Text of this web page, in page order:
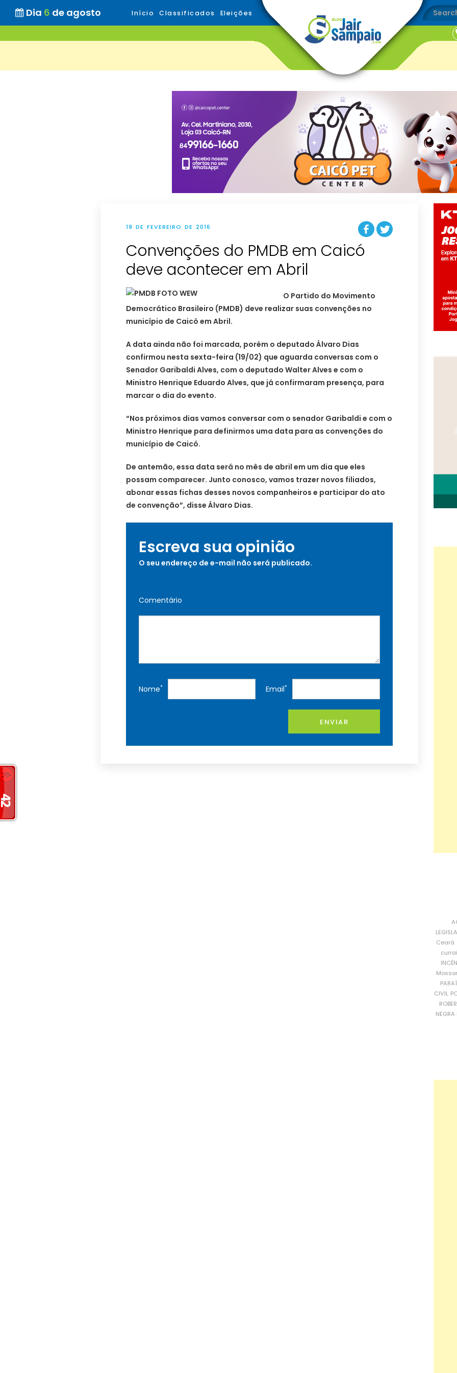
Dia 6 de agosto Início Classificados Eleições
19 DE FEVEREIRO DE 2016
Convenções do PMDB em Caicó
deve acontecer em Abril
O Partido do Movimento
Democrático Brasileiro (PMDB) deve realizar suas convenções no
município de Caicó em Abril.
A data ainda não foi marcada, porém o deputado Álvaro Dias
confirmou nesta sexta-feira (19/02) que aguarda conversas com o
Senador Garibaldi Alves, com o deputado Walter Alves e com o
Ministro Henrique Eduardo Alves, que já confirmaram presença, para
marcar o dia do evento.
“Nos próximos dias vamos conversar com o senador Garibaldi e com o
Ministro Henrique para definirmos uma data para as convenções do
município de Caicó.
De antemão, essa data será no mês de abril em um dia que eles
possam comparecer. Junto conosco, vamos trazer novos filiados,
abonar essas fichas desses novos companheiros e participar do ato
de convenção”, disse Álvaro Dias.
Escreva sua opinião
O seu endereço de e-mail não será publicado.
Comentário
Nome* Email*
ENVIAR
Ceará
CIVIL
NEGRA